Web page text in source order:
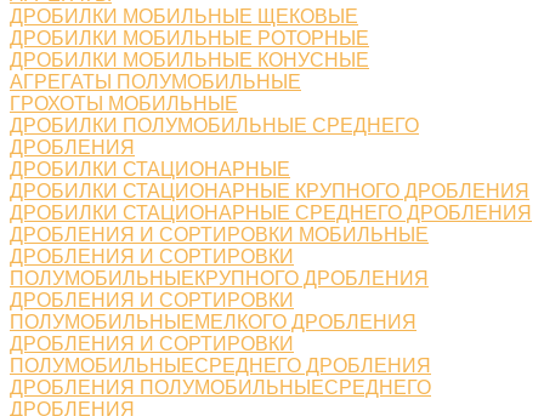
ДРОБИЛКИ МОБИЛЬНЫЕ ЩЕКОВЫЕ
ДРОБИЛКИ МОБИЛЬНЫЕ РОТОРНЫЕ
ДРОБИЛКИ МОБИЛЬНЫЕ КОНУСНЫЕ
АГРЕГАТЫ ПОЛУМОБИЛЬНЫЕ
ГРОХОТЫ МОБИЛЬНЫЕ
ДРОБИЛКИ ПОЛУМОБИЛЬНЫЕ СРЕДНЕГО
ДРОБЛЕНИЯ
ДРОБИЛКИ СТАЦИОНАРНЫЕ
ДРОБИЛКИ СТАЦИОНАРНЫЕ КРУПНОГО ДРОБЛЕНИЯ
ДРОБИЛКИ СТАЦИОНАРНЫЕ СРЕДНЕГО ДРОБЛЕНИЯ
ДРОБЛЕНИЯ И СОРТИРОВКИ МОБИЛЬНЫЕ
ДРОБЛЕНИЯ И СОРТИРОВКИ
ПОЛУМОБИЛЬНЫЕКРУПНОГО ДРОБЛЕНИЯ
ДРОБЛЕНИЯ И СОРТИРОВКИ
ПОЛУМОБИЛЬНЫЕМЕЛКОГО ДРОБЛЕНИЯ
ДРОБЛЕНИЯ И СОРТИРОВКИ
ПОЛУМОБИЛЬНЫЕСРЕДНЕГО ДРОБЛЕНИЯ
ДРОБЛЕНИЯ ПОЛУМОБИЛЬНЫЕСРЕДНЕГО
ДРОБЛЕНИЯ